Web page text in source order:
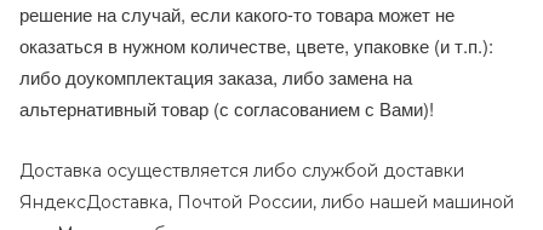
решение на случай, если какого-то товара может не
оказаться в нужном количестве, цвете, упаковке (и т.п.):
либо доукомплектация заказа, либо замена на
альтернативный товар (с согласованием с Вами)!
Доставка осуществляется либо службой доставки
ЯндексДоставка, Почтой России, либо нашей машиной